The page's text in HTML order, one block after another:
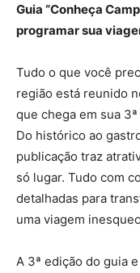
Guia “Conheça
programar sua
Tudo o que você
região está reunido
que chega em sua
Do histórico ao
publicação traz
só lugar. Tudo com
detalhadas para
uma viagem
A 3ª edição do guia